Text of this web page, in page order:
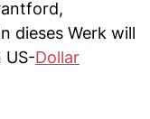
dieses Werk will
US-Dollar